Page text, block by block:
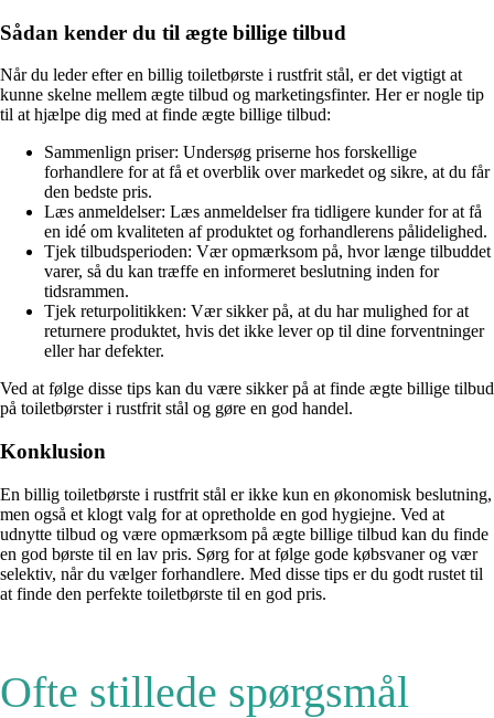
Sådan kender du til ægte billige tilbud
Når du leder efter en billig toiletbørste i rustfrit stål, er det vigtigt at
kunne skelne mellem ægte tilbud og marketingsfinter. Her er nogle tip
til at hjælpe dig med at finde ægte billige tilbud:
Sammenlign priser: Undersøg priserne hos forskellige
forhandlere for at få et overblik over markedet og sikre, at du får
den bedste pris.
Læs anmeldelser: Læs anmeldelser fra tidligere kunder for at få
en idé om kvaliteten af produktet og forhandlerens pålidelighed.
Tjek tilbudsperioden: Vær opmærksom på, hvor længe tilbuddet
varer, så du kan træffe en informeret beslutning inden for
tidsrammen.
Tjek returpolitikken: Vær sikker på, at du har mulighed for at
returnere produktet, hvis det ikke lever op til dine forventninger
eller har defekter.
Ved at følge disse tips kan du være sikker på at finde ægte billige tilbud
på toiletbørster i rustfrit stål og gøre en god handel.
Konklusion
En billig toiletbørste i rustfrit stål er ikke kun en økonomisk beslutning,
men også et klogt valg for at opretholde en god hygiejne. Ved at
udnytte tilbud og være opmærksom på ægte billige tilbud kan du finde
en god børste til en lav pris. Sørg for at følge gode købsvaner og vær
selektiv, når du vælger forhandlere. Med disse tips er du godt rustet til
at finde den perfekte toiletbørste til en god pris.
Ofte stillede spørgsmål